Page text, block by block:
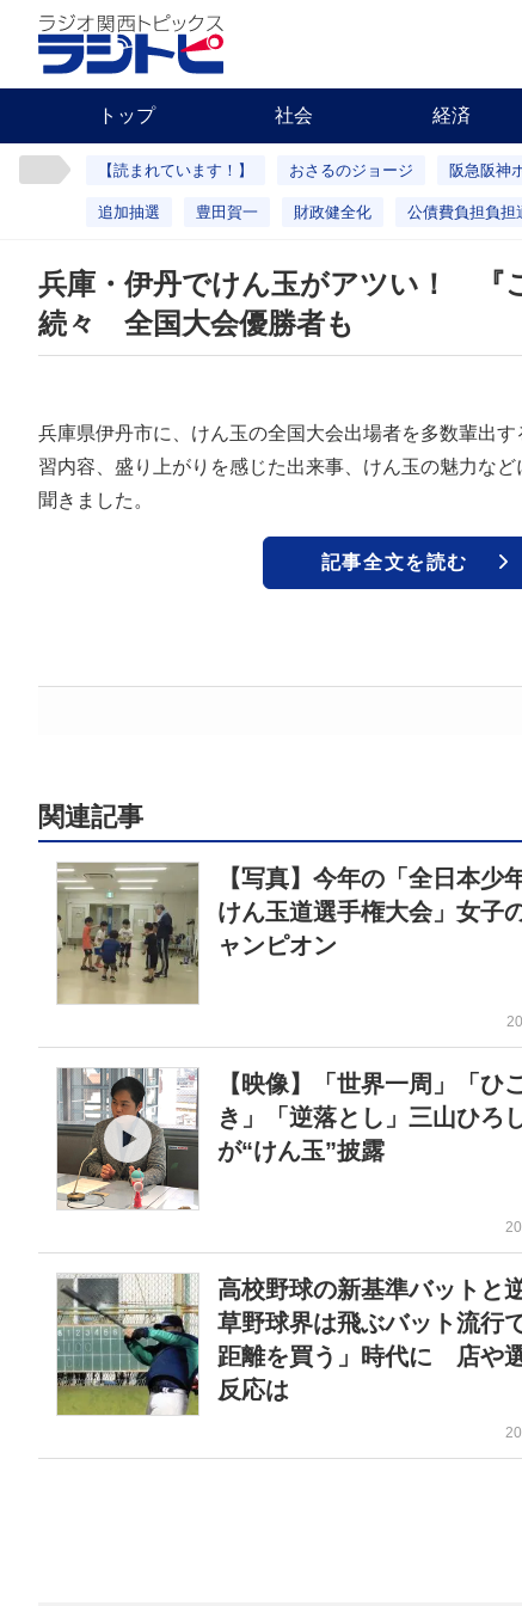
トップ 社会 経済
【読まれています！】 おさるのジョージ 阪急阪神
追加抽選 豊田賀一 財政健全化 公債費負担負担
兵庫・伊丹でけん玉がアツい！ 『
続々 全国大会優勝者も
兵庫県伊丹市に、けん玉の全国大会出場者を多数輩出
習内容、盛り上がりを感じた出来事、けん玉の魅力な
聞きました。
記事全文を読む
関連記事
【写真】今年の「全日本少
けん玉道選手権大会」女子
ャンピオン
【映像】「世界一周」「ひ
き」「逆落とし」三山ひろ
が“けん玉”披露
高校野球の新基準バットと
草野球界は飛ぶバット流行
距離を買う」時代に 店や
反応は